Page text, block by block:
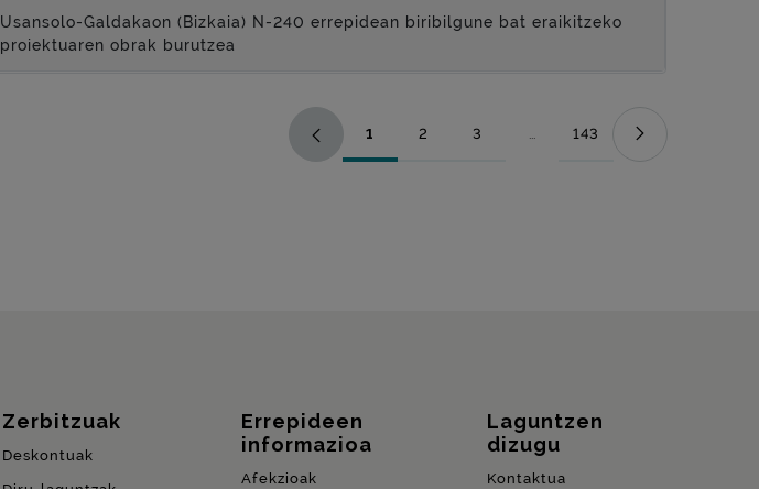
Usansolo-Galdakaon (Bizkaia) N-240 errepidean biribilgune bat eraikitzeko
proiektuaren obrak burutzea
Orrialdea
1 Orrialdea
2 Orrialdea
3 ...
Bitarteko orriak Use TAB to
Orrialdea
143
Zerbitzuak
Deskontuak
Errepideen
informazioa
Afekzioak
Laguntzen
dizugu
Kontaktua